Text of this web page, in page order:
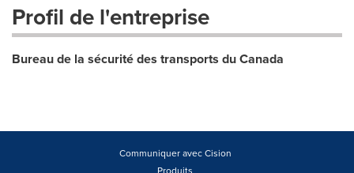
Profil de l'entreprise
Bureau de la sécurité des transports du Canada
Communiquer avec Cision